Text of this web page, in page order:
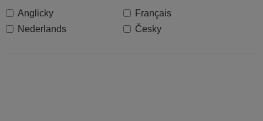
Anglicky
Français
Nederlands
Česky